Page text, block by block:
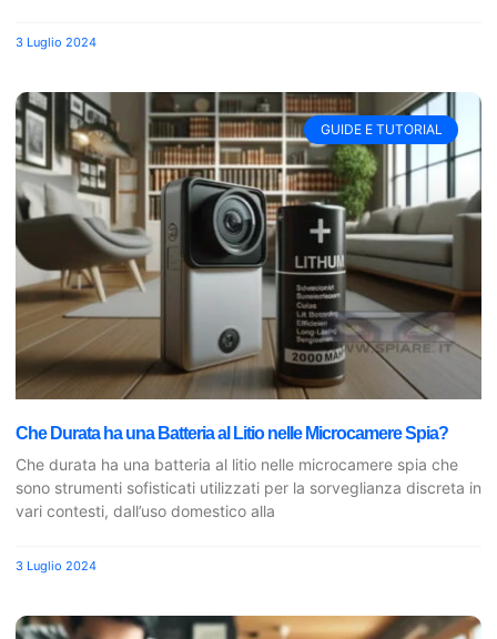
3 Luglio 2024
GUIDE E TUTORIAL
Che Durata ha una Batteria al Litio nelle Microcamere Spia?
Che durata ha una batteria al litio nelle microcamere spia che
sono strumenti sofisticati utilizzati per la sorveglianza discreta in
vari contesti, dall’uso domestico alla
3 Luglio 2024